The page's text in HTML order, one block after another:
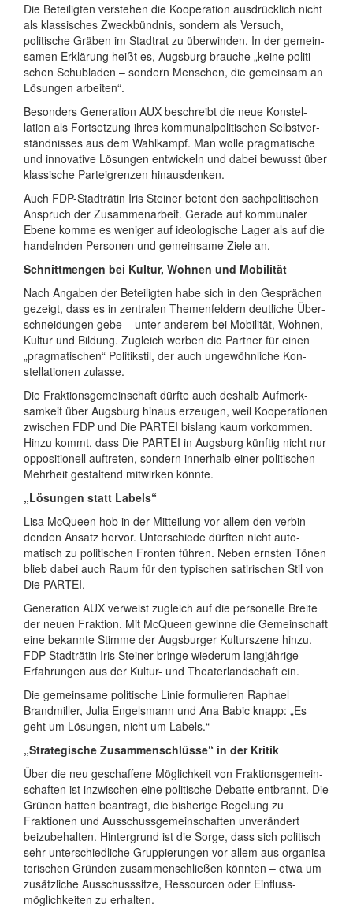
Die Beteiligten verstehen die Koope­ration aus­drücklich nicht
als klassisches Zweck­bündnis, sondern als Versuch,
politische Gräben im Stadtrat zu überwinden. In der gemein­
samen Erklärung heißt es, Augsburg brauche „keine politi­
schen Schubladen – sondern Menschen, die gemeinsam an
Lösungen arbeiten“.
Besonders Generation AUX beschreibt die neue Kon­stel­
lation als Fort­setzung ihres kommunal­politi­schen Selbst­ver­
ständ­nisses aus dem Wahlkampf. Man wolle prag­matische
und innova­tive Lösungen entwickeln und dabei bewusst über
klassi­sche Partei­grenzen hinausdenken.
Auch FDP-Stadträtin Iris Steiner betont den sach­politi­schen
Anspruch der Zusammen­arbeit. Gerade auf kommunaler
Ebene komme es weniger auf ideo­logische Lager als auf die
handeln­den Personen und gemeinsame Ziele an.
Schnittmengen bei Kultur, Wohnen und Mobilität
Nach Angaben der Beteiligten habe sich in den Gesprä­chen
gezeigt, dass es in zentralen Themen­feldern deutliche Über­
schnei­dungen gebe – unter anderem bei Mobilität, Wohnen,
Kultur und Bildung. Zugleich werben die Partner für einen
„prag­matischen“ Politik­stil, der auch unge­wöhn­liche Kon­
stella­tionen zulasse.
Die Fraktionsgemeinschaft dürfte auch deshalb Auf­merk­
samkeit über Augsburg hinaus erzeugen, weil Koopera­tionen
zwischen FDP und Die PARTEI bislang kaum vorkommen.
Hinzu kommt, dass Die PARTEI in Augsburg künftig nicht nur
oppo­sitio­nell auftreten, sondern innerhalb einer politi­schen
Mehrheit gestaltend mitwirken könnte.
„Lösungen statt Labels“
Lisa McQueen hob in der Mitteilung vor allem den verbin­
denden Ansatz hervor. Unter­schiede dürften nicht auto­
matisch zu politi­schen Fronten führen. Neben ernsten Tönen
blieb dabei auch Raum für den typischen satiri­schen Stil von
Die PARTEI.
Generation AUX verweist zugleich auf die perso­nelle Breite
der neuen Fraktion. Mit McQueen gewinne die Gemein­schaft
eine bekannte Stimme der Augs­burger Kultur­szene hinzu.
FDP-Stadt­rätin Iris Steiner bringe wiederum lang­jährige
Erfah­rungen aus der Kultur- und Theater­land­schaft ein.
Die gemeinsame politische Linie formu­lieren Raphael
Brandmiller, Julia Engelsmann und Ana Babic knapp: „Es
geht um Lösungen, nicht um Labels.“
„Strategische Zusammenschlüsse“ in der Kritik
Über die neu geschaffene Möglichkeit von Frak­tions­gemein­
schaften ist inzwi­schen eine politi­sche Debatte entbrannt. Die
Grünen hatten beantragt, die bisherige Regelung zu
Fraktionen und Aus­schuss­gemein­schaften unver­ändert
beizu­be­halten. Hinter­grund ist die Sorge, dass sich politisch
sehr unter­schied­liche Gruppie­rungen vor allem aus organi­sa­
tori­schen Gründen zusammen­schließen könnten – etwa um
zusätz­liche Ausschuss­sitze, Ressourcen oder Einfluss­
möglich­keiten zu erhalten.